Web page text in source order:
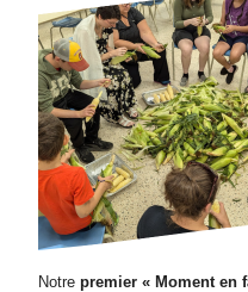
Notre premier « Moment en